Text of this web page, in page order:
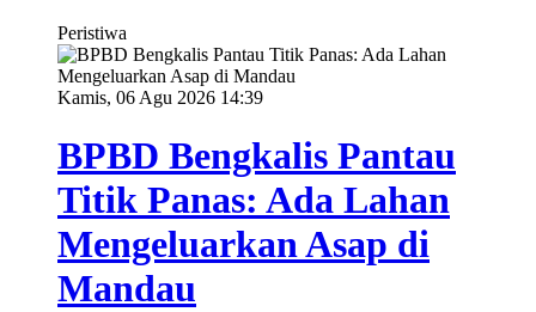
Peristiwa
Kamis, 06 Agu 2026 14:39
BPBD Bengkalis Pantau
Titik Panas: Ada Lahan
Mengeluarkan Asap di
Mandau